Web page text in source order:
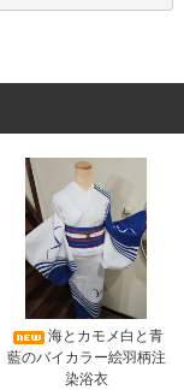
海とカモメ白と青
藍のバイカラー絵羽柄注
染浴衣